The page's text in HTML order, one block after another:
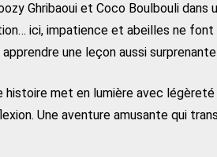
Ghribaoui et Coco Boulbouli dans
ici, impatience et abeilles ne font
une leçon aussi
met en lumière avec légèreté
Une aventure amusante qui